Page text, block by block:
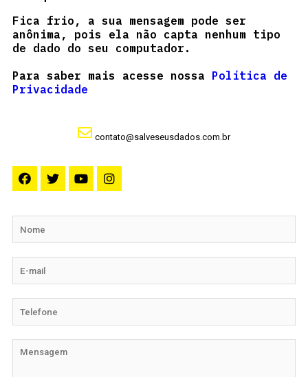
Fica frio, a sua mensagem pode ser
anônima, pois ela não capta nenhum tipo
de dado do seu computador.
Para saber mais acesse nossa Política de
Privacidade
contato@salveseusdados.com.br